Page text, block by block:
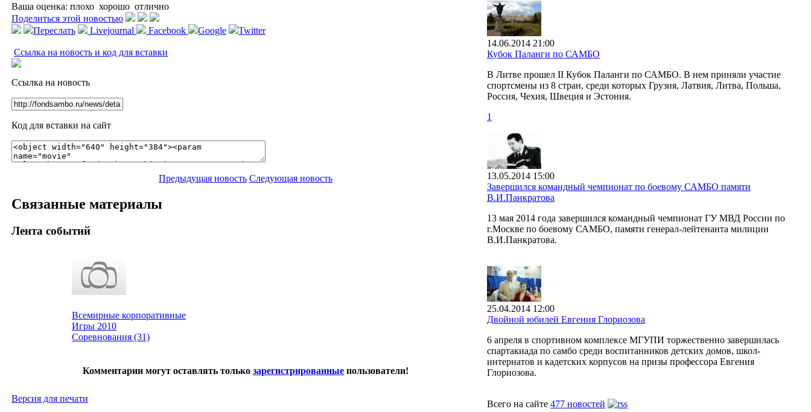
Ваша оценка: плохо хорошо отлично
Поделиться этой новостью
Переслать
Livejournal Facebook Google Twitter
Ссылка на новость и код для вставки
Ссылка на новость
Код для вставки на сайт
Предыдущая новость Следующая новость
Связанные материалы
Лента событий
Всемирные корпоративные
Игры 2010
Соревнования (31)
Комментарии могут оставлять только зарегистрированные пользователи!
Версия для печати
14.06.2014 21:00
Кубок Паланги по САМБО
В Литве прошел II Кубок Паланги по САМБО. В нем приняли участие
спортсмены из 8 стран, среди которых Грузия, Латвия, Литва, Польша,
Россия, Чехия, Швеция и Эстония.
1
13.05.2014 15:00
Завершился командный чемпионат по боевому САМБО памяти
В.И.Панкратова
13 мая 2014 года завершился командный чемпионат ГУ МВД России по
г.Москве по боевому САМБО, памяти генерал-лейтенанта милиции
В.И.Панкратова.
25.04.2014 12:00
Двойной юбилей Евгения Глориозова
6 апреля в спортивном комплексе МГУПИ торжественно завершилась
спартакиада по самбо среди воспитанников детских домов, школ-
интернатов и кадетских корпусов на призы профессора Евгения
Глориозова.
Всего на сайте 477 новостей